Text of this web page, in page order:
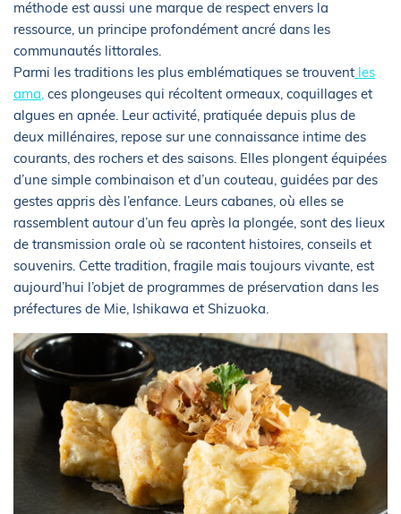
méthode est aussi une marque de respect envers la
ressource, un principe profondément ancré dans les
communautés littorales.
Parmi les traditions les plus emblématiques se trouvent les
ama, ces plongeuses qui récoltent ormeaux, coquillages et
algues en apnée. Leur activité, pratiquée depuis plus de
deux millénaires, repose sur une connaissance intime des
courants, des rochers et des saisons. Elles plongent équipées
d’une simple combinaison et d’un couteau, guidées par des
gestes appris dès l’enfance. Leurs cabanes, où elles se
rassemblent autour d’un feu après la plongée, sont des lieux
de transmission orale où se racontent histoires, conseils et
souvenirs. Cette tradition, fragile mais toujours vivante, est
aujourd’hui l’objet de programmes de préservation dans les
préfectures de Mie, Ishikawa et Shizuoka.